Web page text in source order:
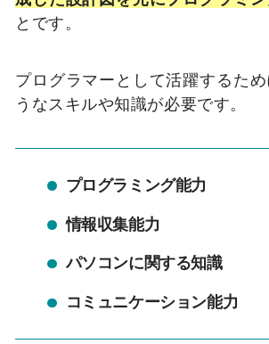
とです。
プログラマーとして活躍するた
うなスキルや知識が必要です。
プログラミング能力
情報収集能力
パソコンに関する知識
コミュニケーション能力